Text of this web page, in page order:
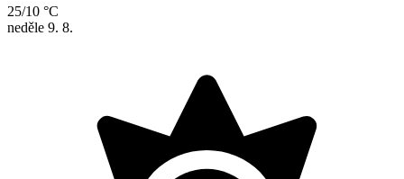
25/10 °C
neděle 9. 8.